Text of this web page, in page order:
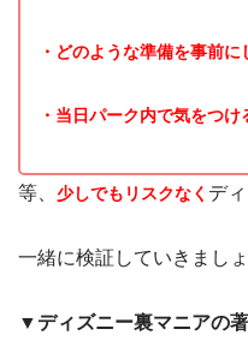
・どのような準備を事前に
・当日パーク内で気をつけ
等、 少しでもリスクなく デ
一緒に検証していきまし
▼ディズニー裏マニアの